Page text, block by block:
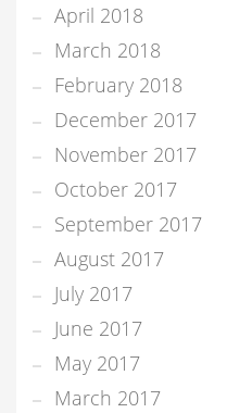
April 2018
March 2018
February 2018
December 2017
November 2017
October 2017
September 2017
August 2017
July 2017
June 2017
May 2017
March 2017